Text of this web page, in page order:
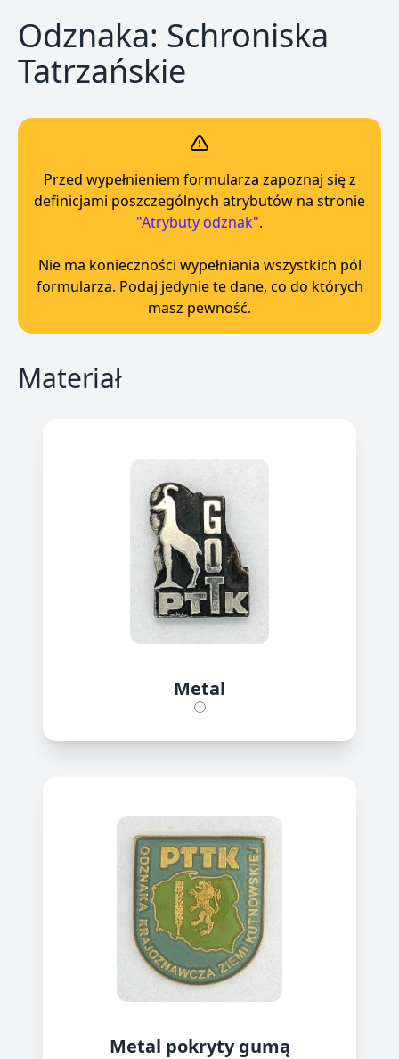
Odznaka: Schroniska
Tatrzańskie
Przed wypełnieniem formularza zapoznaj się z
definicjami poszczególnych atrybutów na stronie
"Atrybuty odznak".
Nie ma konieczności wypełniania wszystkich pól
formularza. Podaj jedynie te dane, co do których
masz pewność.
Materiał
Metal
Metal pokryty gumą